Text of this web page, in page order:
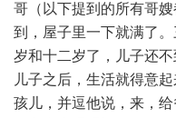
哥（以下提到的所有哥
到，屋子里一下就满了
岁和十二岁了，儿子还
儿子之后，生活就得意
孩儿，并逗他说，来，